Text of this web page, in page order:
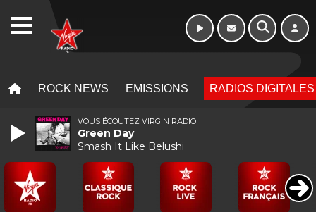
ROCK NEWS EMISSIONS RADIOS DIGITALES
VOUS ÉCOUTEZ VIRGIN RADIO
Green Day
Smash It Like Belushi
WEBRADIO Week-end de 16h
à 20h